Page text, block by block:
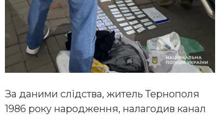
За даними слідства, житель Тернополя
1986 року народження, налагодив канал